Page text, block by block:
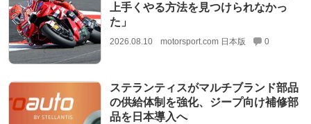
上手くやる方法を見つけられなかっ
た」
2026.08.10 motorsport.com 日本版 0
ステランティスがマルチブランド部品
の供給体制を強化、ジープ向け補修部
品を日本導入へ